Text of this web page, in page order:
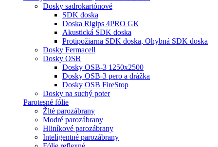
Dosky sadrokartónové
SDK doska
Doska Rigips 4PRO GK
Akustická SDK doska
Protipožiarna SDK doska, Ohybná SDK doska
Dosky Fermacell
Dosky OSB
Dosky OSB-3 1250x2500
Dosky OSB-3 pero a drážka
Dosky OSB FireStop
Dosky na suchý poter
Parotesné fólie
Žlté parozábrany
Modré parozábrany
Hliníkové parozábrany
Inteligentné parozábrany